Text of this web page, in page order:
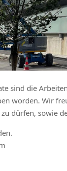
sind die
worden. Wir
dürfen, sowie